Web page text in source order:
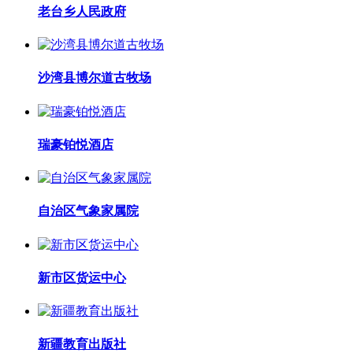
老台乡人民政府
沙湾县博尔道古牧场
瑞豪铂悦酒店
自治区气象家属院
新市区货运中心
新疆教育出版社